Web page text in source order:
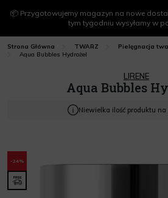
📦 Przygotowujemy magazyn na nowe
tym tygodniu wysyłamy w
Strona Główna TWARZ Pielęgnacja
Aqua Bubbles Hydrożel
LIRENE
Aqua Bubbles
Niewielka ilość produktu
-24%